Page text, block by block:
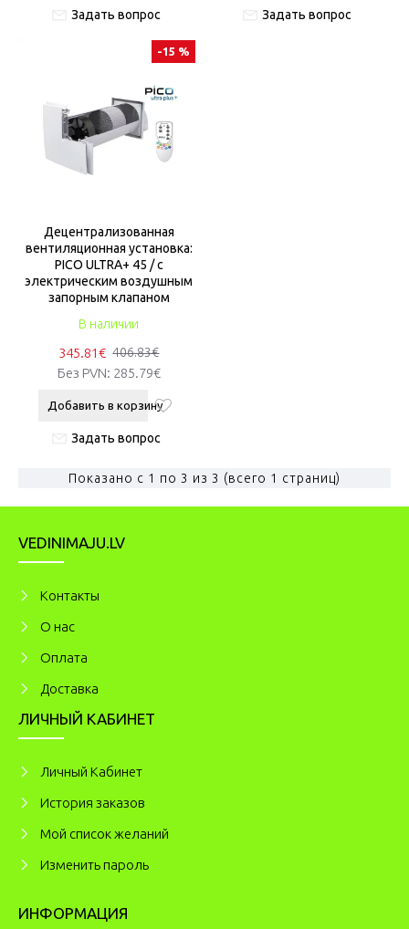
Задать вопрос Задать вопрос
-15 %
В наличии
Децентрализованная
вентиляционная установка:
PICO ULTRA+ 45 / с
электрическим воздушным
запорным клапаном
345.81€ 406.83€
Без PVN: 285.79€
Добавить в корзину
Задать вопрос
Показано с 1 по 3 из 3 (всего 1 страниц)
VEDINIMAJU.LV
Kонтакты
О нас
Оплата
Доставка
ЛИЧНЫЙ КАБИНЕТ
Личный Кабинет
История заказов
Мой список желаний
Изменить пароль
ИНФОРМАЦИЯ